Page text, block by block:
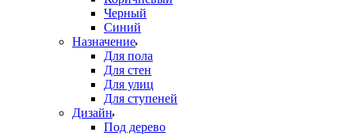
Черный
Синий
Назначение
Для пола
Для стен
Для улиц
Для ступеней
Дизайн
Под дерево